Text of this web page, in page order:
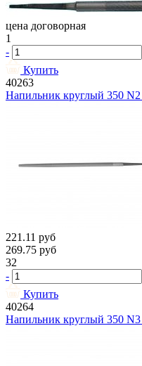
цена договорная
1
-
Купить
40263
Напильник круглый 350
221.11 руб
269.75 руб
32
-
Купить
40264
Напильник круглый 350